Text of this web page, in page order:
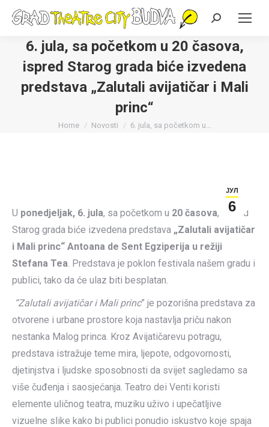
Search:
6. jula, sa početkom u 20 časova,
ispred Starog grada biće izvedena
predstava „Zalutali avijatičar i Mali
princ“
You are here:
Home Novosti 6. jula, sa početkom u…
ЈУЛ
6
U ponedjeljak, 6. jula, sa početkom u 20 časova, ispred
Starog grada biće izvedena predstava „Zalutali avijatičar
i Mali princ“ Antoana de Sent Egziperija u režiji
Stefana Tea. Predstava je poklon festivala našem gradu i
publici, tako da će ulaz biti besplatan.
“Zalutali avijatičar i Mali princ” je pozorišna predstava za
otvorene i urbane prostore koja nastavlja priču nakon
nestanka Malog princa. Kroz Avijatičarevu potragu,
predstava istražuje teme mira, ljepote, odgovornosti,
djetinjstva i ljudske sposobnosti da svijet sagledamo sa
više čuđenja i saosjećanja. Teatro dei Venti koristi
elemente uličnog teatra, muziku uživo i upečatljive
vizuelne slike kako bi publici ponudio iskustvo koje spaja